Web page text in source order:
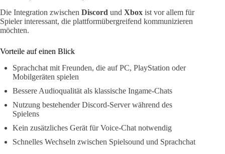
Die Integration zwischen Discord und Xbox ist vor allem für
Spieler interessant, die plattformübergreifend kommunizieren
möchten.
Vorteile auf einen Blick
Sprachchat mit Freunden, die auf PC, PlayStation oder
Mobilgeräten spielen
Bessere Audioqualität als klassische Ingame-Chats
Nutzung bestehender Discord-Server während des
Spielens
Kein zusätzliches Gerät für Voice-Chat notwendig
Schnelles Wechseln zwischen Spielsound und Sprachchat